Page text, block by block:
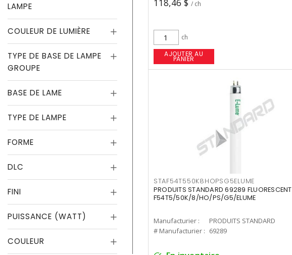
LAMPE
COULEUR DE LUMIÈRE
TYPE DE BASE DE LAMPE
GROUPE
BASE DE LAME
TYPE DE LAMPE
FORME
DLC
FINI
PUISSANCE (WATT)
COULEUR
118,46 $ / ch
ch
AJOUTER AU
PANIER
STAF54T550K8HOPSG5ELUME
PRODUITS STANDARD 69289 FLUORESCENT
F54T5/50K/8/HO/PS/G5/ELUME
Manufacturier :
PRODUITS STANDARD
# Manufacturier : 69289